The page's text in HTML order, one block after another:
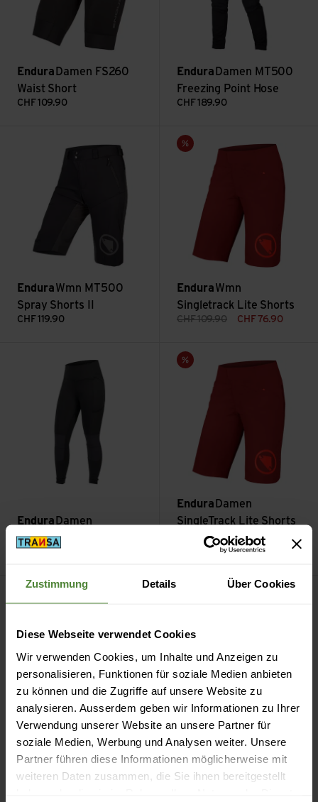
Zustimmung Details Über Cookies
Diese Webseite verwendet Cookies
Wir verwenden Cookies, um Inhalte und Anzeigen zu
personalisieren, Funktionen für soziale Medien anbieten
zu können und die Zugriffe auf unsere Website zu
analysieren. Ausserdem geben wir Informationen zu Ihrer
Verwendung unserer Website an unsere Partner für
soziale Medien, Werbung und Analysen weiter. Unsere
Partner führen diese Informationen möglicherweise mit
weiteren Daten zusammen, die Sie ihnen bereitgestellt
Endura Damen FS260
Waist Short
CHF 109.90
Endura Damen MT500
Freezing Point Hose
CHF 189.90
EnduraWmn MT500
Spray Shorts II
CHF 119.90
Wmn MT500 Spray Shorts II ansehen
Sale
EnduraWmn
Singletrack Lite Shorts
CHF109.90 CHF 76.90
Wmn Singletrack Lite Shorts
Endura Damen
SingleTrack Legging
Damen SingleTrack Legging ansehen
Sale
Endura Damen
SingleTrack Lite Shorts
(Short Fit)
109.90 CHF54.90
Damen SingleTrack Lite
Kostenloser Versand ab CHF 99
TransaCard immer kostenlos)